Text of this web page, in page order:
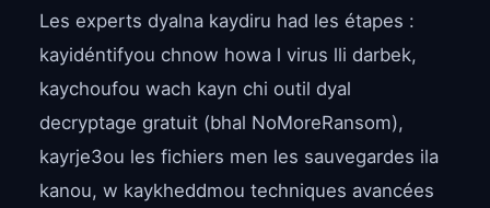
Les experts dyalna kaydiru had les étapes :
kayidéntifyou chnow howa l virus lli darbek,
kaychoufou wach kayn chi outil dyal
decryptage gratuit (bhal NoMoreRansom),
kayrje3ou les fichiers men les sauvegardes ila
kanou, w kaykheddmou techniques avancées